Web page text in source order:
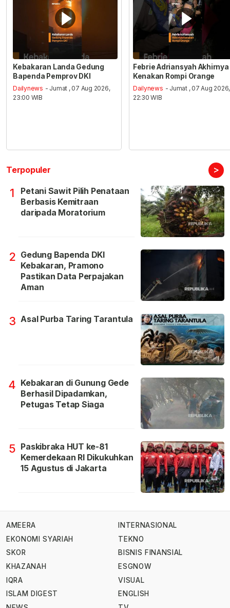
Kebakaran Landa Gedung
Bapenda Pemprov DKI
Dailynews - Jumat , 07 Aug 2026,
23:00 WIB
Febrie Adriansyah Akhirnya
Kenakan Rompi Orange
Dailynews - Jumat , 07 Aug 2026,
22:30 WIB
Terpopuler >
1
Petani Sawit Pilih Penataan
Berbasis Kemitraan
daripada Moratorium
2 Gedung Bapenda DKI
Kebakaran, Pramono
Pastikan Data Perpajakan
Aman
3 Asal Purba Taring Tarantula
4 Kebakaran di Gunung Gede
Berhasil Dipadamkan,
Petugas Tetap Siaga
5 Paskibraka HUT ke-81
Kemerdekaan RI Dikukuhkan
15 Agustus di Jakarta
AMEERA
EKONOMI SYARIAH
SKOR
KHAZANAH
IQRA
ISLAM DIGEST
INTERNASIONAL
TEKNO
BISNIS FINANSIAL
ESGNOW
VISUAL
ENGLISH